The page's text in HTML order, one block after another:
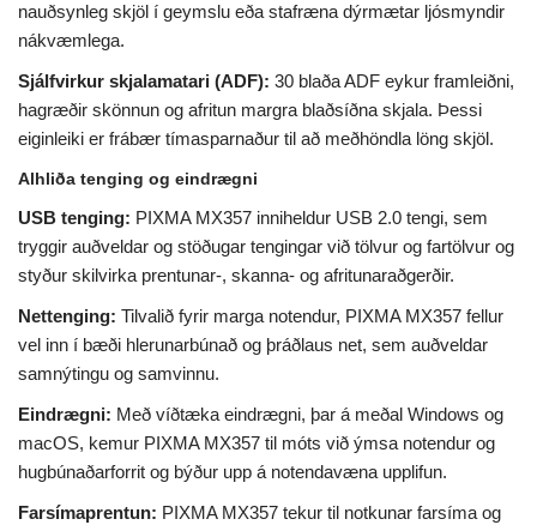
nauðsynleg skjöl í geymslu eða stafræna dýrmætar ljósmyndir
nákvæmlega.
Sjálfvirkur skjalamatari (ADF): 30 blaða ADF eykur framleiðni,
hagræðir skönnun og afritun margra blaðsíðna skjala. Þessi
eiginleiki er frábær tímasparnaður til að meðhöndla löng skjöl.
Alhliða tenging og eindrægni
USB tenging: PIXMA MX357 inniheldur USB 2.0 tengi, sem
tryggir auðveldar og stöðugar tengingar við tölvur og fartölvur og
styður skilvirka prentunar-, skanna- og afritunaraðgerðir.
Nettenging: Tilvalið fyrir marga notendur, PIXMA MX357 fellur
vel inn í bæði hlerunarbúnað og þráðlaus net, sem auðveldar
samnýtingu og samvinnu.
Eindrægni: Með víðtæka eindrægni, þar á meðal Windows og
macOS, kemur PIXMA MX357 til móts við ýmsa notendur og
hugbúnaðarforrit og býður upp á notendavæna upplifun.
Farsímaprentun: PIXMA MX357 tekur til notkunar farsíma og